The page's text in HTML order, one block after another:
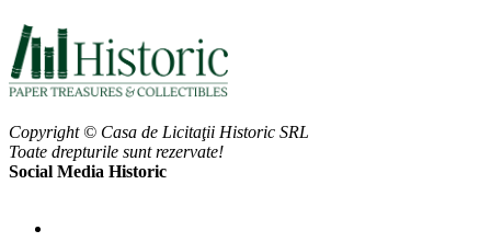
Copyright © Casa de Licitaţii Historic SRL
Toate drepturile sunt rezervate!
Social Media Historic